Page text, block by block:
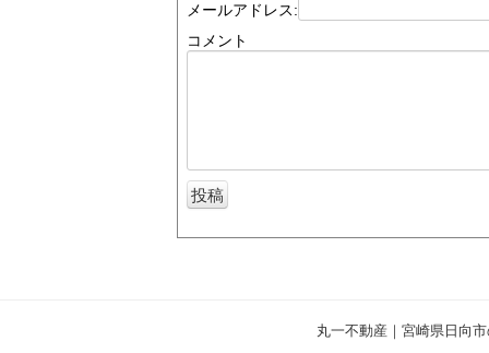
メールアドレス:
コメント
丸一不動産｜宮崎県日向